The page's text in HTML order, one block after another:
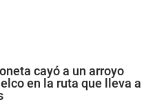
cayó a un arroyo
en la ruta que lleva a